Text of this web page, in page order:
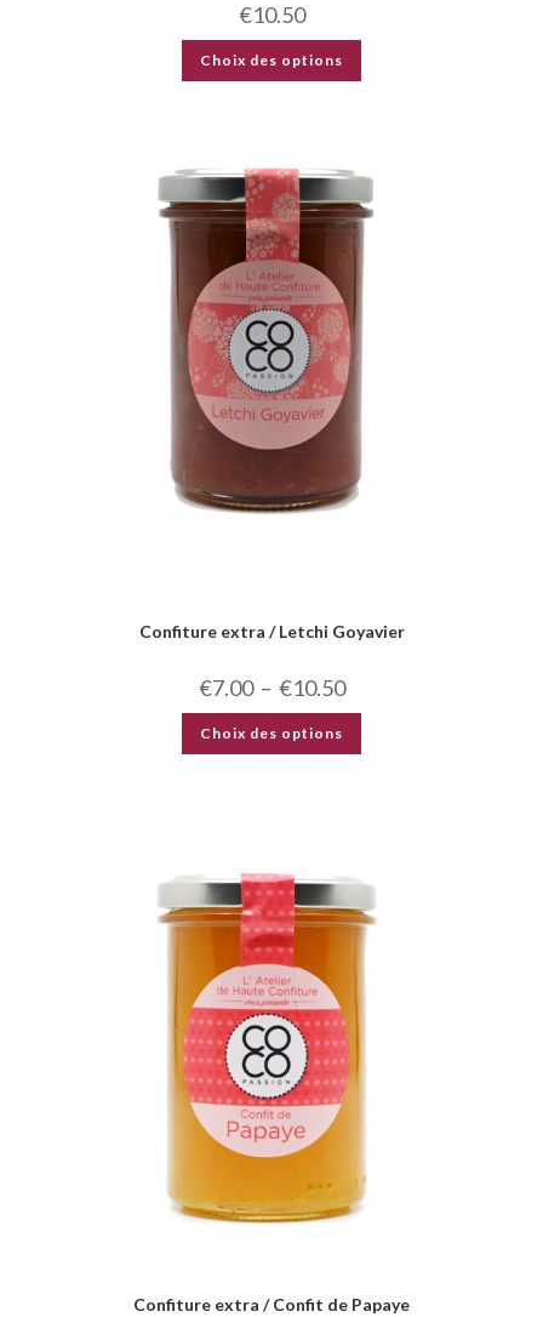
€10.50
Choix des options
Confiture extra / Letchi Goyavier
€7.00 – €10.50
Choix des options
Confiture extra / Confit de Papaye